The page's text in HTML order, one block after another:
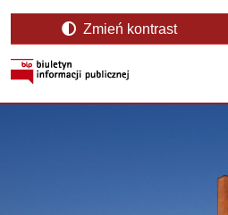
Zmień kontrast
otwiera się w